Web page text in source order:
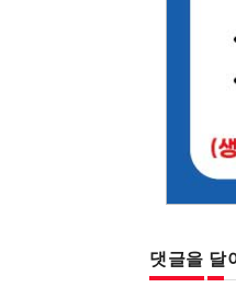
댓글을 달